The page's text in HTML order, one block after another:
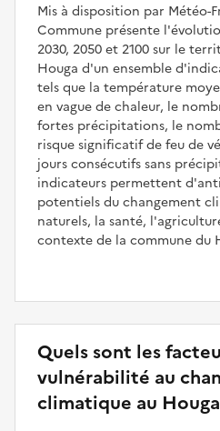
Mis à disposition par Météo-
Commune présente
2030, 2050 et 2100 sur le
Houga d'un ensemble
tels que la température
en vague de chaleur, le
fortes précipitations, le
risque significatif de feu de
jours consécutifs sans
indicateurs permettent
potentiels du changement
naturels, la santé,
contexte de la commune du
Quels sont les
vulnérabilité au
climatique au